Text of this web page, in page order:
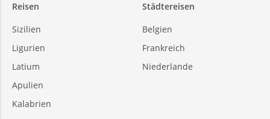
Reisen
Sizilien
Ligurien
Latium
Apulien
Kalabrien
Städtereisen
Belgien
Frankreich
Niederlande